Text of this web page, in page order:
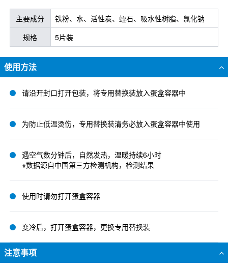
主要成分
铁粉、水、活性炭、蛭石、吸水性树脂、氯化钠
规格
5片装
使用方法
请沿开封口打开包装，将专用替换装放入蛋盒容器中
为防止低温烫伤，专用替换装清务必放入蛋盒容器中使用
遇空气数分钟后，自然发热，温暖持续6小时
※数据源自中国第三方检测机构，检测结果
使用时请勿打开蛋盒容器
变冷后，打开蛋盒容器，更换专用替换装
注意事项